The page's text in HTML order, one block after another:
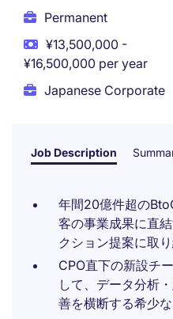
Permanent
¥13,500,000 -
¥16,500,000 per year
Japanese Corporate
Job Description
年間20億件超の
客の事業成果に直
クション提案に取り
CPO直下の新設チ
して、データ分析
善を横断する希少